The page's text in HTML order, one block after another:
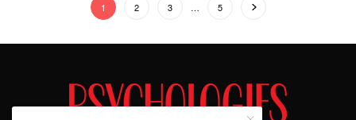
1 2 3 … 5